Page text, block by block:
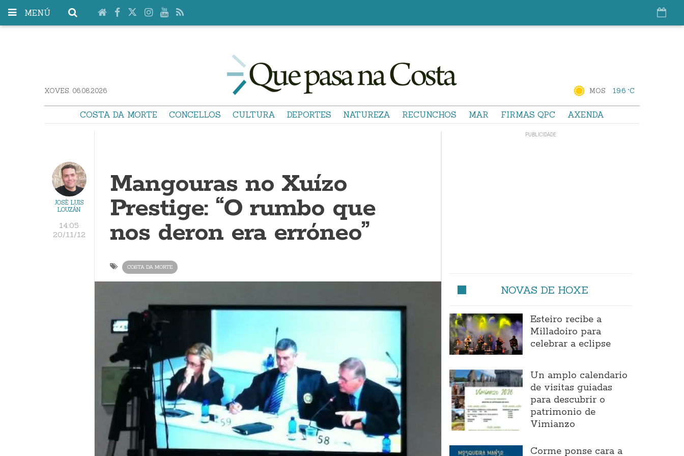
MENÚ
XOVES. 06.08.2026 MOS 19.6 °C
COSTA DA MORTE CONCELLOS CULTURA DEPORTES NATUREZA RECUNCHOS MAR FIRMAS QPC AXENDA
JOSÉ LUIS
LOUZÁN
14:05
20/11/12
Mangouras no Xuízo
Prestige: “O rumbo que
nos deron era erróneo”
COSTA DA MORTE
NOVAS DE HOXE
Esteiro recibe a
Milladoiro para
celebrar a eclipse
Un amplo calendario
de visitas guiadas
para descubrir o
patrimonio de
Vimianzo
Corme ponse cara a